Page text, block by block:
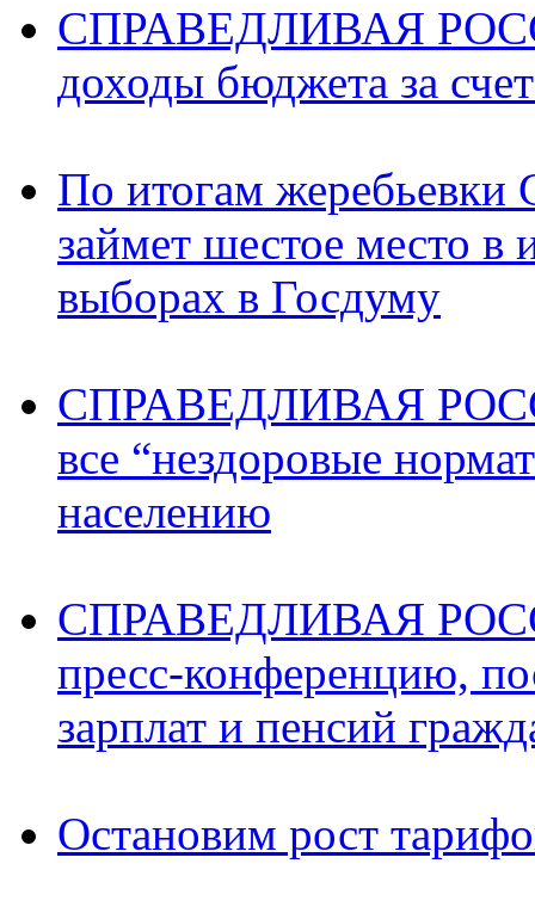
СПРАВЕДЛИВАЯ
доходы бюджета за
По итогам
займет шестое место в
выборах в Госдуму
СПРАВЕДЛИВАЯ
все “нездоровые
населению
СПРАВЕДЛИВАЯ
пресс-конференцию,
зарплат и пенсий
Остановим рост